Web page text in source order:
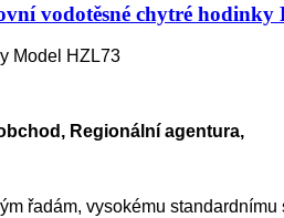
vodotěsné chytré hodinky
Model HZL73
Regionální agentura,
řadám, vysokému